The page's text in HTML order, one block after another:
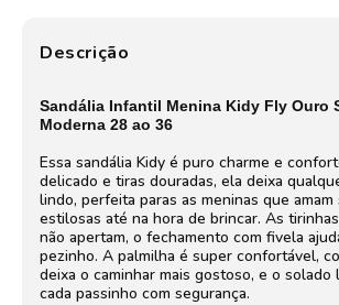
Delicada
Descrição
Sandália Infantil Menina Kidy Fly Ouro
Moderna 28 ao 36
Essa sandália Kidy é puro charme e
delicado e tiras douradas, ela deixa
lindo, perfeita paras as meninas que
estilosas até na hora de brincar. As
não apertam, o fechamento com fivela
pezinho. A palmilha é super confortável,
deixa o caminhar mais gostoso, e o solado
cada passinho com segurança.